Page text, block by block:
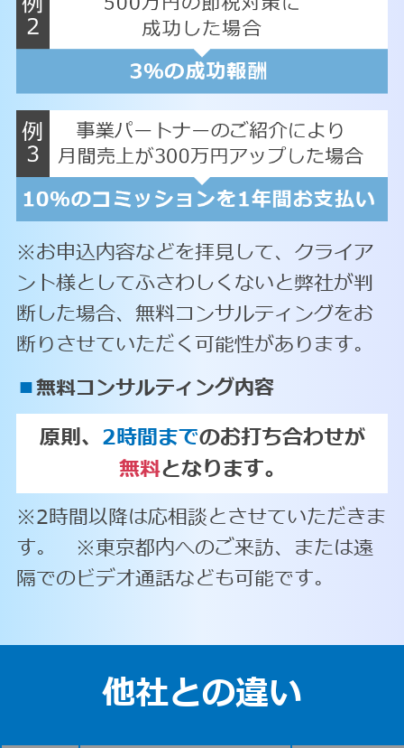
※お申込内容などを拝見して、クライア
ント様としてふさわしくないと弊社が判
断した場合、無料コンサルティングをお
断りさせていただく可能性があります。
■無料コンサルティング内容
原則、 2時間までのお打ち合わせが
無料となります。
※2時間以降は応相談とさせていただきま
す。 ※東京都内へのご来訪、または遠
隔でのビデオ通話なども可能です。
他社との違い